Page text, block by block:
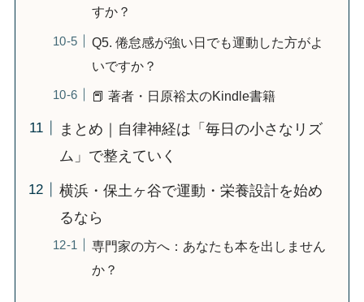
すか？
Q5. 倦怠感が強い日でも運動した方がよ
いですか？
📕 著者・日原裕太のKindle書籍
まとめ｜自律神経は「毎日の小さなリズ
ム」で整えていく
横浜・保土ヶ谷で運動・栄養設計を始め
るなら
専門家の方へ：あなたも本を出しません
か？